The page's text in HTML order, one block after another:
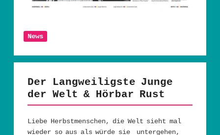
News
Der Langweiligste Junge
der Welt & Hörbar Rust
Liebe Herbstmenschen, die Welt sieht mal
wieder so aus als würde sie untergehen,